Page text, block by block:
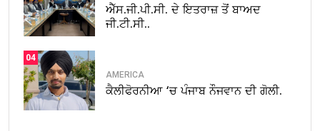
ਐੱਸ.ਜੀ.ਪੀ.ਸੀ. ਦੇ ਇਤਰਾਜ਼ ਤੋਂ ਬਾਅਦ
ਜੀ.ਟੀ.ਸੀ..
04
AMERICA
ਕੈਲੀਫੋਰਨੀਆ ‘ਚ ਪੰਜਾਬ ਨੌਜਵਾਨ ਦੀ ਗੋਲੀ.